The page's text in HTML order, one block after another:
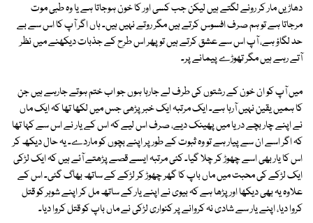
دھاڑیں مار کر رونے لگتے ہیں لیکن جب کسی اور کا خون ہوجاتا ہے یا وہ طبی موت
مرجاتا ہے تو ہم صرف افسوس کرتے ہیں مگر روتے نہیں ہیں۔ ہاں اگر آپ کا اس سے بے
حد لگاؤ ہے، آپ اس سے عشق کرتے ہیں تو پھر اس طرح کے جذبات دیکھنے میں نظر
آتے رہے ہیں مگر تھوڑے پیمانے پر۔
میں آپ کو ان خون کے رشتوں کی طرف لے جارہا ہوں جو اب ختم ہوتے جارہے ہیں جن
کا ہمیں یقین نہیں آرہا ہے۔ ایک مرتبہ ایک خبر پڑھی جس میں لکھا تھا کہ ایک ماں
نے اپنے چار بچے دریا میں پھینک دیے، صرف اس لیے کہ اس کے یار نے اس سے کہا تھا
کہ اگر اسے ان سے پیار ہے تو وہ ثبوت کے طور پر اپنے بچوں کو ماردے۔ یہ حال دیکھ کر
اس کا یار بھی اسے چھوڑ کر چلا گیا۔ کئی مرتبہ ایسے قصے پڑھتے آئے ہیں کہ ایک لڑکی
ایک لڑکے کی محبت میں ماں باپ کا گھر چھوڑ کر لڑکے کے ساتھ بھاگ گئی۔ اس کے
علاوہ یہ بھی دیکھا اور پڑھا ہے کہ بیوی نے اپنے یار کے ساتھ مل کر اپنے شوہر کو قتل
کروا دیا، اپنے یار سے شادی نہ کروانے پر کنواری لڑکی نے ماں باپ کو قتل کروا دیا۔